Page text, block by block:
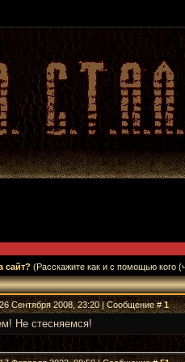
сайт? (Расскажите как и с помощью кого
Сентября 2008, 23:20 | Сообщение #1
Не стесняемся!